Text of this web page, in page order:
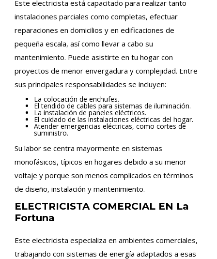
Este electricista está capacitado para realizar tanto
instalaciones parciales como completas, efectuar
reparaciones en domicilios y en edificaciones de
pequeña escala, así como llevar a cabo su
mantenimiento. Puede asistirte en tu hogar con
proyectos de menor envergadura y complejidad. Entre
sus principales responsabilidades se incluyen:
La colocación de enchufes.
El tendido de cables para sistemas de iluminación.
La instalación de paneles eléctricos.
El cuidado de las instalaciones eléctricas del hogar.
Atender emergencias eléctricas, como cortes de
suministro.
Su labor se centra mayormente en sistemas
monofásicos, típicos en hogares debido a su menor
voltaje y porque son menos complicados en términos
de diseño, instalación y mantenimiento.
ELECTRICISTA COMERCIAL EN La
Fortuna
Este electricista especializa en ambientes comerciales,
trabajando con sistemas de energía adaptados a esas